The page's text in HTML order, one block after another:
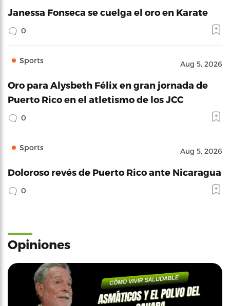
Janessa Fonseca se cuelga el oro en Karate
0
Sports Aug 5, 2026
Oro para Alysbeth Félix en gran jornada de
Puerto Rico en el atletismo de los JCC
0
Sports Aug 5, 2026
Doloroso revés de Puerto Rico ante Nicaragua
0
Opiniones